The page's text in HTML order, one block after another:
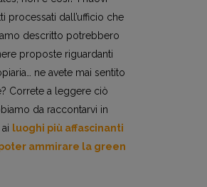
processati dall’ufficio che
descritto potrebbero
proposte riguardanti
ne avete mai sentito
Correte a leggere ciò
da raccontarvi in
luoghi più affascinanti
ammirare la green